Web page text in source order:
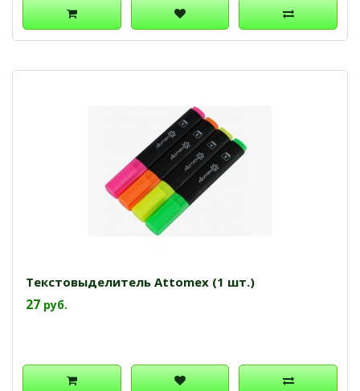
Текстовыделитель Attomex (1 шт.)
27 руб.